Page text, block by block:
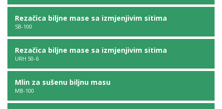
Rezačica biljne mase sa izmjenjivim sitima
SB-100
Rezačica biljne mase sa izmjenjivim sitima
URH 50-6
Mlin za sušenu biljnu masu
MB-100